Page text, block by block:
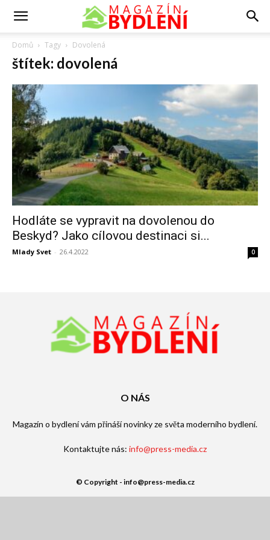
Domů Tagy Dovolená
štítek: dovolená
Hodláte se vypravit na dovolenou do
Beskyd? Jako cílovou destinaci si...
Mlady Svet - 26.4.2022 0
O NÁS
Magazín o bydlení vám přináší novinky ze světa moderního bydlení.
Kontaktujte nás: info@press-media.cz
© Copyright - info@press-media.cz